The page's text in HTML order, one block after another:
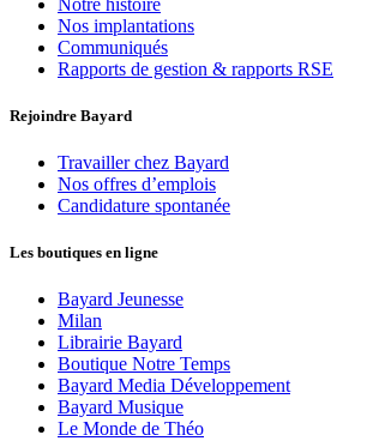
Nos implantations
Communiqués
Rapports de gestion & rapports RSE
Rejoindre Bayard
Travailler chez Bayard
Nos offres d’emplois
Candidature spontanée
Les boutiques en ligne
Bayard Jeunesse
Milan
Librairie Bayard
Boutique Notre Temps
Bayard Media Développement
Bayard Musique
Le Monde de Théo